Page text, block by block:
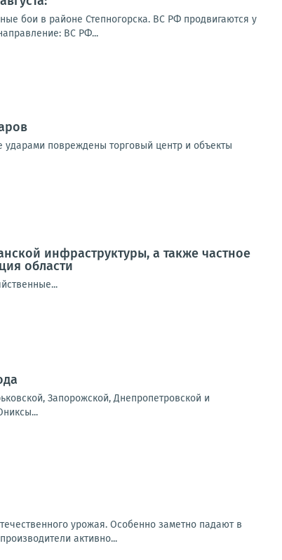
бои в районе Степногорска. ВС РФ продвигаются у
ВС РФ...
ударами повреждены торговый центр и объекты
инфраструктуры, а также частное
области
Запорожской, Днепропетровской и
урожая. Особенно заметно падают в
активно...